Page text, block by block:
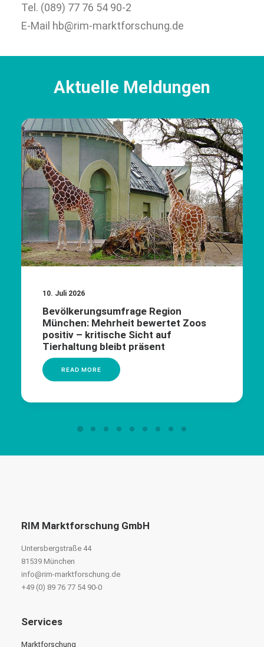
Tel. (089) 77 76 54 90-2
E-Mail hb@rim-marktforschung.de
Aktuelle Meldungen
10. Juli 2026
Bevölkerungsumfrage Region
München: Mehrheit bewertet Zoos
positiv – kritische Sicht auf
Tierhaltung bleibt präsent
READ MORE
RIM Marktforschung GmbH
Untersbergstraße 44
81539 München
info@rim-marktforschung.de
+49 (0) 89 76 77 54 90-0
Services
Marktforschung